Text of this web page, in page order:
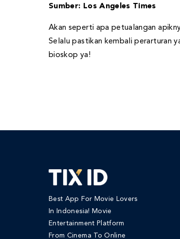
Sumber: Los Angeles Times
Akan seperti apa petualangan
Selalu pastikan kembali perarturan
bioskop ya!
Best App For Movie Lovers
In Indonesia! Movie
Entertainment Platform
From Cinema To Online